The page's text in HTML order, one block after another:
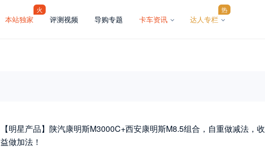
本站独家
火
评测视频 导购专题 卡车资讯 达人专栏
热
【明星产品】陕汽康明斯M3000C+西安康明斯M8.5组合，自重做减法，收
益做加法！